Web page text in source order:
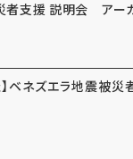
者支援 説明会 アー
】ベネズエラ地震被